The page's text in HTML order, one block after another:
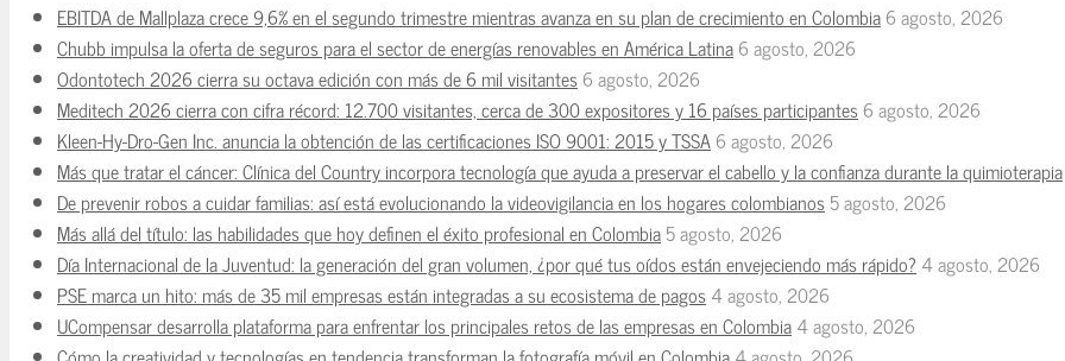
EBITDA de Mallplaza crece 9,6% en el segundo trimestre mientras avanza en su plan de crecimiento en Colombia6 agosto, 2026
Chubb impulsa la oferta de seguros para el sector de energías renovables en América Latina6 agosto, 2026
Odontotech 2026 cierra su octava edición con más de 6 mil visitantes6 agosto, 2026
Meditech 2026 cierra con cifra récord: 12.700 visitantes, cerca de 300 expositores y 16 países participantes6 agosto, 2026
Kleen-Hy-Dro-Gen Inc. anuncia la obtención de las certificaciones ISO 9001: 2015 y TSSA6 agosto, 2026
Más que tratar el cáncer: Clínica del Country incorpora tecnología que ayuda a preservar el cabello y la confianza durante la quimioterapia
De prevenir robos a cuidar familias: así está evolucionando la videovigilancia en los hogares colombianos5 agosto, 2026
Más allá del título: las habilidades que hoy definen el éxito profesional en Colombia5 agosto, 2026
Día Internacional de la Juventud: la generación del gran volumen, ¿por qué tus oídos están envejeciendo más rápido? 4 agosto, 2026
PSE marca un hito: más de 35 mil empresas están integradas a su ecosistema de pagos4 agosto, 2026
UCompensar desarrolla plataforma para enfrentar los principales retos de las empresas en Colombia4 agosto, 2026